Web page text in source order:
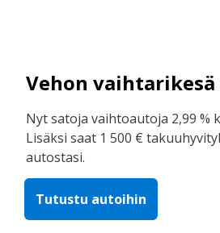
Vehon vaihtarikesä
Nyt satoja vaihtoautoja 2,99 %
Lisäksi saat 1 500 €
autostasi.
Tutustu autoihin